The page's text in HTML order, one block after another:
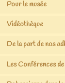
Pour le musée
Vidéothèque
De la part de nos
Les Conférences